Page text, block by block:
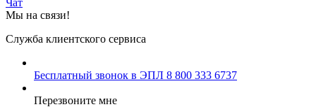
Чат
Мы на связи!
Служба клиентского сервиса
Бесплатный звонок в ЭПЛ 8 800 333 6737
Перезвоните мне